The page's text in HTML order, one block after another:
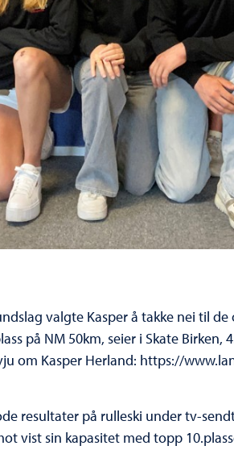
valgte Kasper å takke nei til
på NM 50km, seier i Skate
om Kasper Herland: https://
resultater på rulleski under tv-
vist sin kapasitet med topp